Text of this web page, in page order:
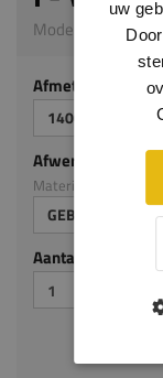
Model 4310_F |
Afmeting
1400 X 600 X 24
Afwerking
Materiaal: Eiken op
GEBEITST ZG
Aantal stuks
uw